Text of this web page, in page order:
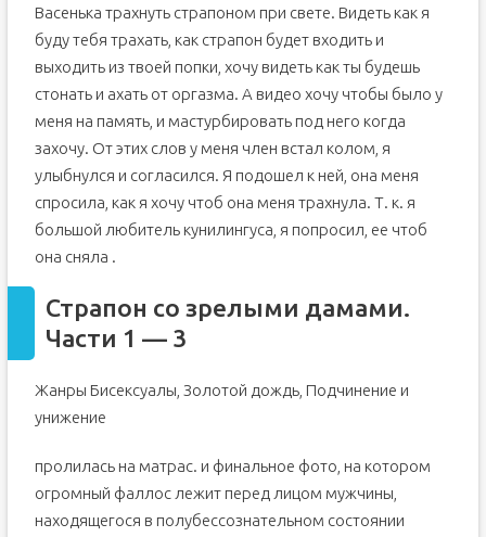
Васенька трахнуть страпоном при свете. Видеть как я
буду тебя трахать, как страпон будет входить и
выходить из твоей попки, хочу видеть как ты будешь
стонать и ахать от оргазма. А видео хочу чтобы было у
меня на память, и мастурбировать под него когда
захочу. От этих слов у меня член встал колом, я
улыбнулся и согласился. Я подошел к ней, она меня
спросила, как я хочу чтоб она меня трахнула. Т. к. я
большой любитель кунилингуса, я попросил, ее чтоб
она сняла .
Страпон со зрелыми дамами.
Части 1 — 3
Жанры Бисексуалы, Золотой дождь, Подчинение и
унижение
пролилась на матрас. и финальное фото, на котором
огромный фаллос лежит перед лицом мужчины,
находящегося в полубессознательном состоянии